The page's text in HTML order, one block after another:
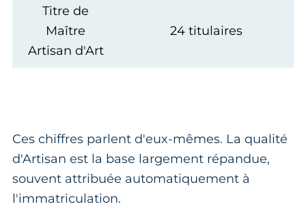
Titre de
Maître
Artisan d'Art
24 titulaires
Ces chiffres parlent d'eux-mêmes. La qualité
d'Artisan est la base largement répandue,
souvent attribuée automatiquement à
l'immatriculation.